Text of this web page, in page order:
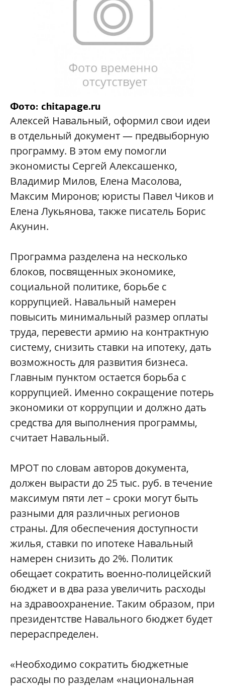
Фото: chitapage.ru
Алексей Навальный, оформил свои идеи
в отдельный документ — предвыборную
программу. В этом ему помогли
экономисты Сергей Алексашенко,
Владимир Милов, Елена Масолова,
Максим Миронов; юристы Павел Чиков и
Елена Лукьянова, также писатель Борис
Акунин.
Программа разделена на несколько
блоков, посвященных экономике,
социальной политике, борьбе с
коррупцией. Навальный намерен
повысить минимальный размер оплаты
труда, перевести армию на контрактную
систему, снизить ставки на ипотеку, дать
возможность для развития бизнеса.
Главным пунктом остается борьба с
коррупцией. Именно сокращение потерь
экономики от коррупции и должно дать
средства для выполнения программы,
считает Навальный.
МРОТ по словам авторов документа,
должен вырасти до 25 тыс. руб. в течение
максимум пяти лет – сроки могут быть
разными для различных регионов
страны. Для обеспечения доступности
жилья, ставки по ипотеке Навальный
намерен снизить до 2%. Политик
обещает сократить военно-полицейский
бюджет и в два раза увеличить расходы
на здравоохранение. Таким образом, при
президентстве Навального бюджет будет
перераспределен.
«Необходимо сократить бюджетные
расходы по разделам «национальная